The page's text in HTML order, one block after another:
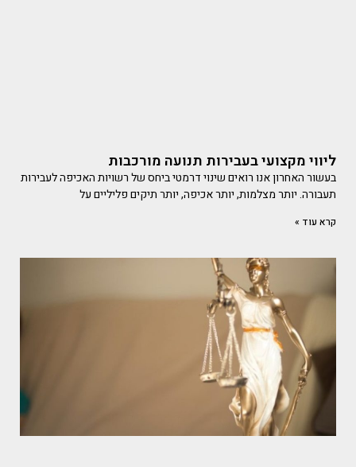
ליווי מקצועי בעבירות תנועה מורכבות
בעשור האחרון אנו רואים שינוי דרמטי ביחס של רשויות האכיפה לעבירות
תעבורה. יותר מצלמות, יותר אכיפה, יותר תיקים פליליים על
קרא עוד »